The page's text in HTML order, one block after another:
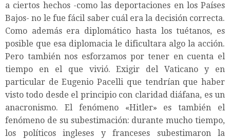
a ciertos hechos -como las deportaciones en los Países
Bajos- no le fue fácil saber cuál era la decisión correcta.
Como además era diplomático hasta los tuétanos, es
posible que esa diplomacia le dificultara algo la acción.
Pero también nos esforzamos por tener en cuenta el
tiempo en el que vivió. Exigir del Vaticano y en
particular de Eugenio Pacelli que tendrían que haber
visto todo desde el principio con claridad diáfana, es un
anacronismo. El fenómeno «Hitler» es también el
fenómeno de su subestimación: durante mucho tiempo,
los políticos ingleses y franceses subestimaron la